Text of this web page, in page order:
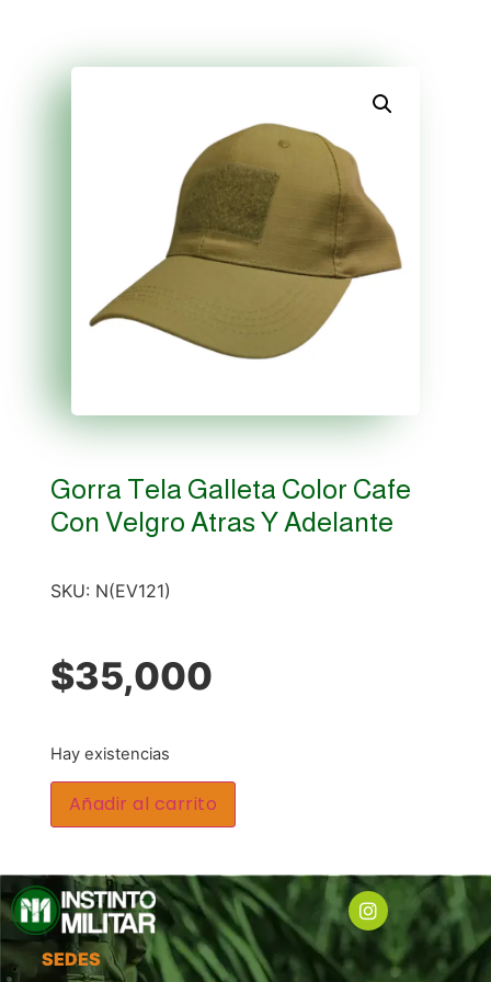
Gorra Tela Galleta Color Cafe
Con Velgro Atras Y Adelante
SKU: N(EV121)
$35,000
Hay existencias
Añadir al carrito
SEDES